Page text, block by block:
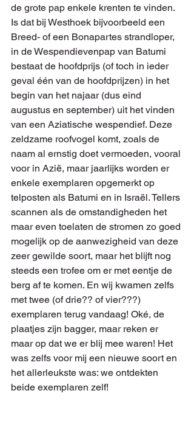
de grote pap enkele krenten te vinden.
Is dat bij Westhoek bijvoorbeeld een
Breed- of een Bonapartes strandloper,
in de Wespendievenpap van Batumi
bestaat de hoofdprijs (of toch in ieder
geval één van de hoofdprijzen) in het
begin van het najaar (dus eind
augustus en september) uit het vinden
van een Aziatische wespendief. Deze
zeldzame roofvogel komt, zoals de
naam al ernstig doet vermoeden, vooral
voor in Azië, maar jaarlijks worden er
enkele exemplaren opgemerkt op
telposten als Batumi en in Israël. Tellers
scannen als de omstandigheden het
maar even toelaten de stromen zo goed
mogelijk op de aanwezigheid van deze
zeer gewilde soort, maar het blijft nog
steeds een trofee om er met eentje de
berg af te komen. En wij kwamen zelfs
met twee (of drie?? of vier???)
exemplaren terug vandaag! Oké, de
plaatjes zijn bagger, maar reken er
maar op dat we er blij mee waren! Het
was zelfs voor mij een nieuwe soort en
het allerleukste was: we ontdekten
beide exemplaren zelf!